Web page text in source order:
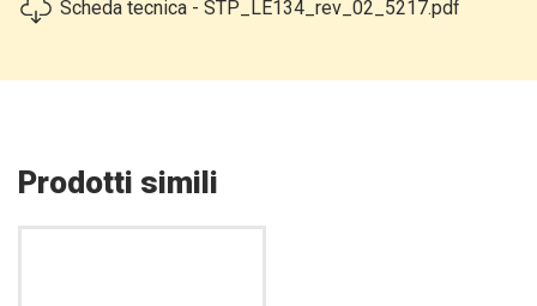
Scheda tecnica - STP_LE134_rev_02_5217.pdf
Prodotti simili